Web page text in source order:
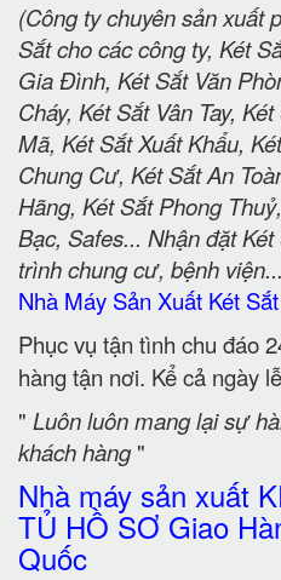
(Công ty chuyên sản xuất
Sắt cho các công ty, Két
Gia Đình, Két Sắt Văn
Cháy, Két Sắt Vân Tay,
Mã, Két Sắt Xuất Khẩu,
Chung Cư, Két Sắt An
Hãng, Két Sắt Phong
Bạc, Safes... Nhận đặt
trình chung cư, bệnh
Nhà Máy Sản Xuất Két
Phục vụ tận tình chu đáo
hàng tận nơi. Kể cả ngày
" Luôn luôn mang lại sự
khách hàng"
Nhà máy sản xuất
TỦ HỒ SƠ Giao
Quốc